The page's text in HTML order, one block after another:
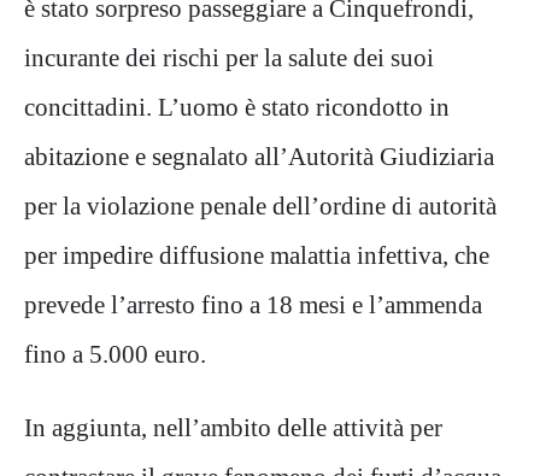
è stato sorpreso passeggiare a Cinquefrondi,
incurante dei rischi per la salute dei suoi
concittadini. L’uomo è stato ricondotto in
abitazione e segnalato all’Autorità Giudiziaria
per la violazione penale dell’ordine di autorità
per impedire diffusione malattia infettiva, che
prevede l’arresto fino a 18 mesi e l’ammenda
fino a 5.000 euro.
In aggiunta, nell’ambito delle attività per